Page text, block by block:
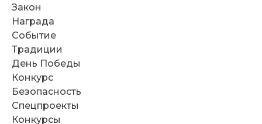
Закон
Награда
Событие
Традиции
День Победы
Конкурс
Безопасность
Спецпроекты
Конкурсы